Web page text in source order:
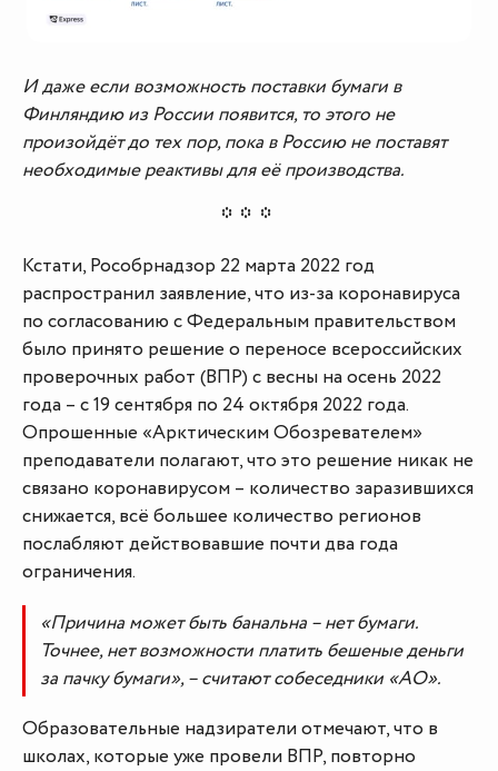
И даже если возможность поставки бумаги в
Финляндию из России появится, то этого не
произойдёт до тех пор, пока в Россию не поставят
необходимые реактивы для её производства.
Кстати, Рособрнадзор 22 марта 2022 год
распространил заявление, что из-за коронавируса
по согласованию с Федеральным правительством
было принято решение о переносе всероссийских
проверочных работ (ВПР) с весны на осень 2022
года – с 19 сентября по 24 октября 2022 года.
Опрошенные «Арктическим Обозревателем»
преподаватели полагают, что это решение никак не
связано коронавирусом – количество заразившихся
снижается, всё большее количество регионов
послабляют действовавшие почти два года
ограничения.
«Причина может быть банальна – нет бумаги.
Точнее, нет возможности платить бешеные деньги
за пачку бумаги», – считают собеседники «АО».
Образовательные надзиратели отмечают, что в
школах, которые уже провели ВПР, повторно